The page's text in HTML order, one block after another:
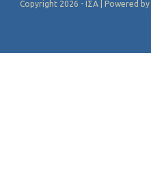
Copyright 2026 - ΙΣΑ | Powered by